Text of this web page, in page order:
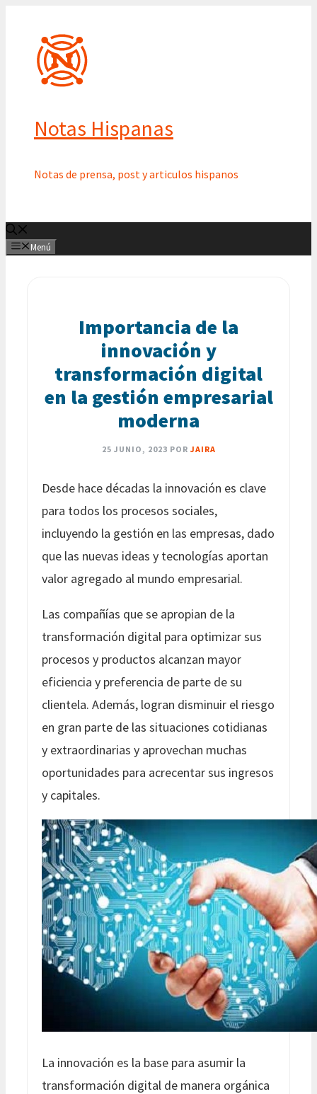
contenido
Notas Hispanas
Notas de prensa, post y articulos hispanos
Menú
Importancia de la
innovación y
transformación digital
en la gestión empresarial
moderna
25 JUNIO, 2023 POR JAIRA
Desde hace décadas la innovación es clave
para todos los procesos sociales,
incluyendo la gestión en las empresas, dado
que las nuevas ideas y tecnologías aportan
valor agregado al mundo empresarial.
Las compañías que se apropian de la
transformación digital para optimizar sus
procesos y productos alcanzan mayor
eficiencia y preferencia de parte de su
clientela. Además, logran disminuir el riesgo
en gran parte de las situaciones cotidianas
y extraordinarias y aprovechan muchas
oportunidades para acrecentar sus ingresos
y capitales.
La innovación es la base para asumir la
transformación digital de manera orgánica